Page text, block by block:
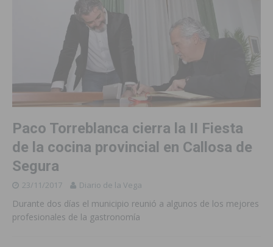
Paco Torreblanca cierra la II Fiesta
de la cocina provincial en Callosa de
Segura
23/11/2017 Diario de la Vega
Durante dos días el municipio reunió a algunos de los mejores
profesionales de la gastronomía